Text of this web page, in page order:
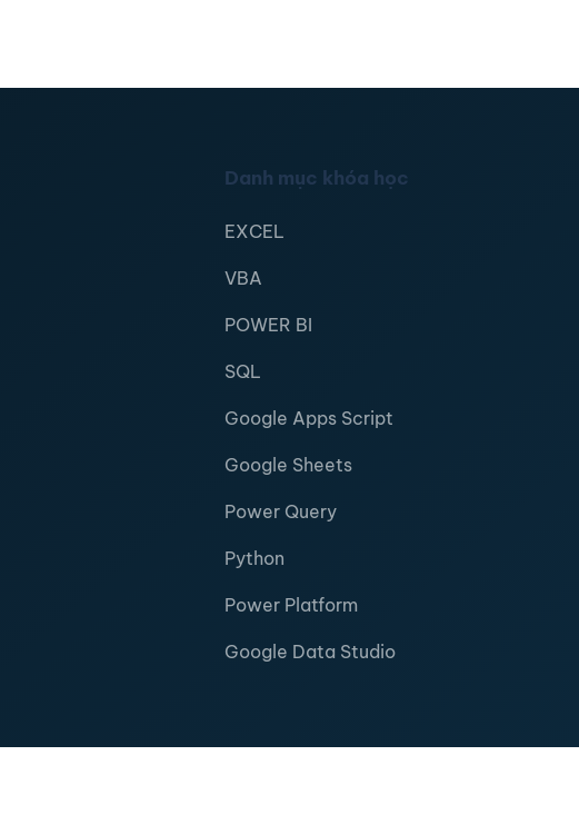
Danh mục khóa học
EXCEL
VBA
POWER BI
SQL
Google Apps Script
Google Sheets
Power Query
Python
Power Platform
Google Data Studio